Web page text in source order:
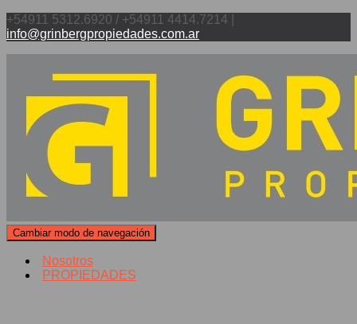
+54911 5312.6920 / +54911 4414.7214 |
info@grinbergpropiedades.com.ar
Cambiar modo de navegación
Nosotros
PROPIEDADES